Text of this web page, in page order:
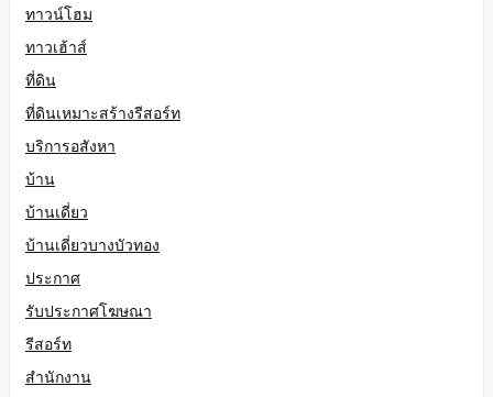
ทาวน์โฮม
ทาวเฮ้าส์
ที่ดิน
ที่ดินเหมาะสร้างรีสอร์ท
บริการอสังหา
บ้าน
บ้านเดี่ยว
บ้านเดี่ยวบางบัวทอง
ประกาศ
รับประกาศโฆษณา
รีสอร์ท
สำนักงาน